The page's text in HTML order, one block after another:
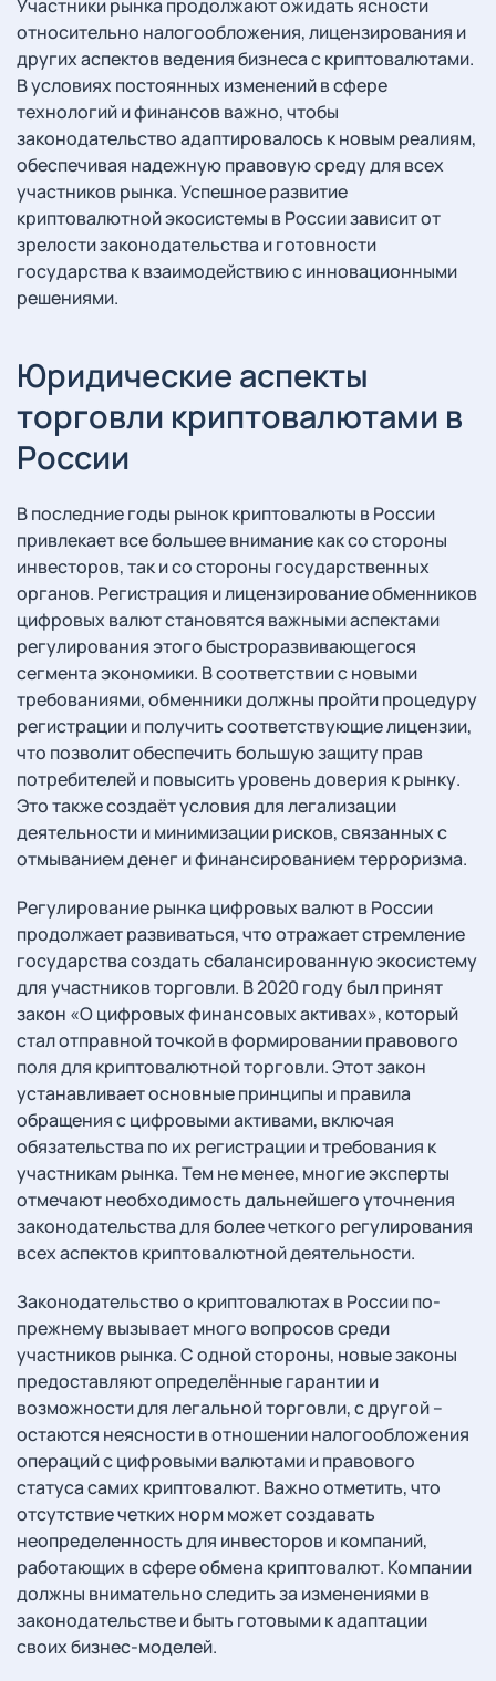
Участники рынка продолжают ожидать ясности
относительно налогообложения, лицензирования и
других аспектов ведения бизнеса с криптовалютами.
В условиях постоянных изменений в сфере
технологий и финансов важно, чтобы
законодательство адаптировалось к новым реалиям,
обеспечивая надежную правовую среду для всех
участников рынка. Успешное развитие
криптовалютной экосистемы в России зависит от
зрелости законодательства и готовности
государства к взаимодействию с инновационными
решениями.
Юридические аспекты
торговли криптовалютами в
России
В последние годы рынок криптовалюты в России
привлекает все большее внимание как со стороны
инвесторов, так и со стороны государственных
органов. Регистрация и лицензирование обменников
цифровых валют становятся важными аспектами
регулирования этого быстроразвивающегося
сегмента экономики. В соответствии с новыми
требованиями, обменники должны пройти процедуру
регистрации и получить соответствующие лицензии,
что позволит обеспечить большую защиту прав
потребителей и повысить уровень доверия к рынку.
Это также создаёт условия для легализации
деятельности и минимизации рисков, связанных с
отмыванием денег и финансированием терроризма.
Регулирование рынка цифровых валют в России
продолжает развиваться, что отражает стремление
государства создать сбалансированную экосистему
для участников торговли. В 2020 году был принят
закон «О цифровых финансовых активах», который
стал отправной точкой в формировании правового
поля для криптовалютной торговли. Этот закон
устанавливает основные принципы и правила
обращения с цифровыми активами, включая
обязательства по их регистрации и требования к
участникам рынка. Тем не менее, многие эксперты
отмечают необходимость дальнейшего уточнения
законодательства для более четкого регулирования
всех аспектов криптовалютной деятельности.
Законодательство о криптовалютах в России по-
прежнему вызывает много вопросов среди
участников рынка. С одной стороны, новые законы
предоставляют определённые гарантии и
возможности для легальной торговли, с другой –
остаются неясности в отношении налогообложения
операций с цифровыми валютами и правового
статуса самих криптовалют. Важно отметить, что
отсутствие четких норм может создавать
неопределенность для инвесторов и компаний,
работающих в сфере обмена криптовалют. Компании
должны внимательно следить за изменениями в
законодательстве и быть готовыми к адаптации
своих бизнес-моделей.